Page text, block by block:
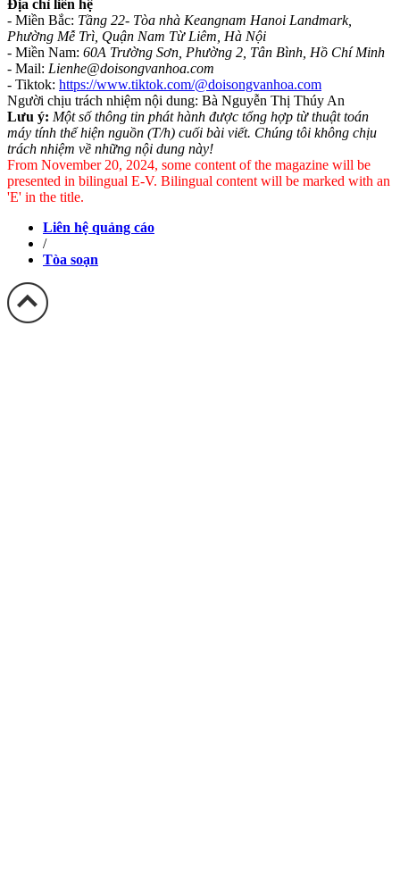
Địa chỉ liên hệ
- Miền Bắc: Tầng 22- Tòa nhà Keangnam Hanoi Landmark,
Phường Mễ Trì, Quận Nam Từ Liêm, Hà Nội
- Miền Nam: 60A Trường Sơn, Phường 2, Tân Bình, Hồ Chí Minh
- Mail: Lienhe@doisongvanhoa.com
- Tiktok: https://www.tiktok.com/@doisongvanhoa.com
Người chịu trách nhiệm nội dung: Bà Nguyễn Thị Thúy An
Lưu ý: Một số thông tin phát hành được tổng hợp từ thuật toán
máy tính thể hiện nguồn (T/h) cuối bài viết. Chúng tôi không chịu
trách nhiệm về những nội dung này!
From November 20, 2024, some content of the magazine will be
presented in bilingual E-V. Bilingual content will be marked with an
'E' in the title.
Liên hệ quảng cáo
/
Tòa soạn